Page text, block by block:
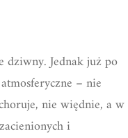
dziwny. Jednak już po
– nie
nie więdnie, a w
i